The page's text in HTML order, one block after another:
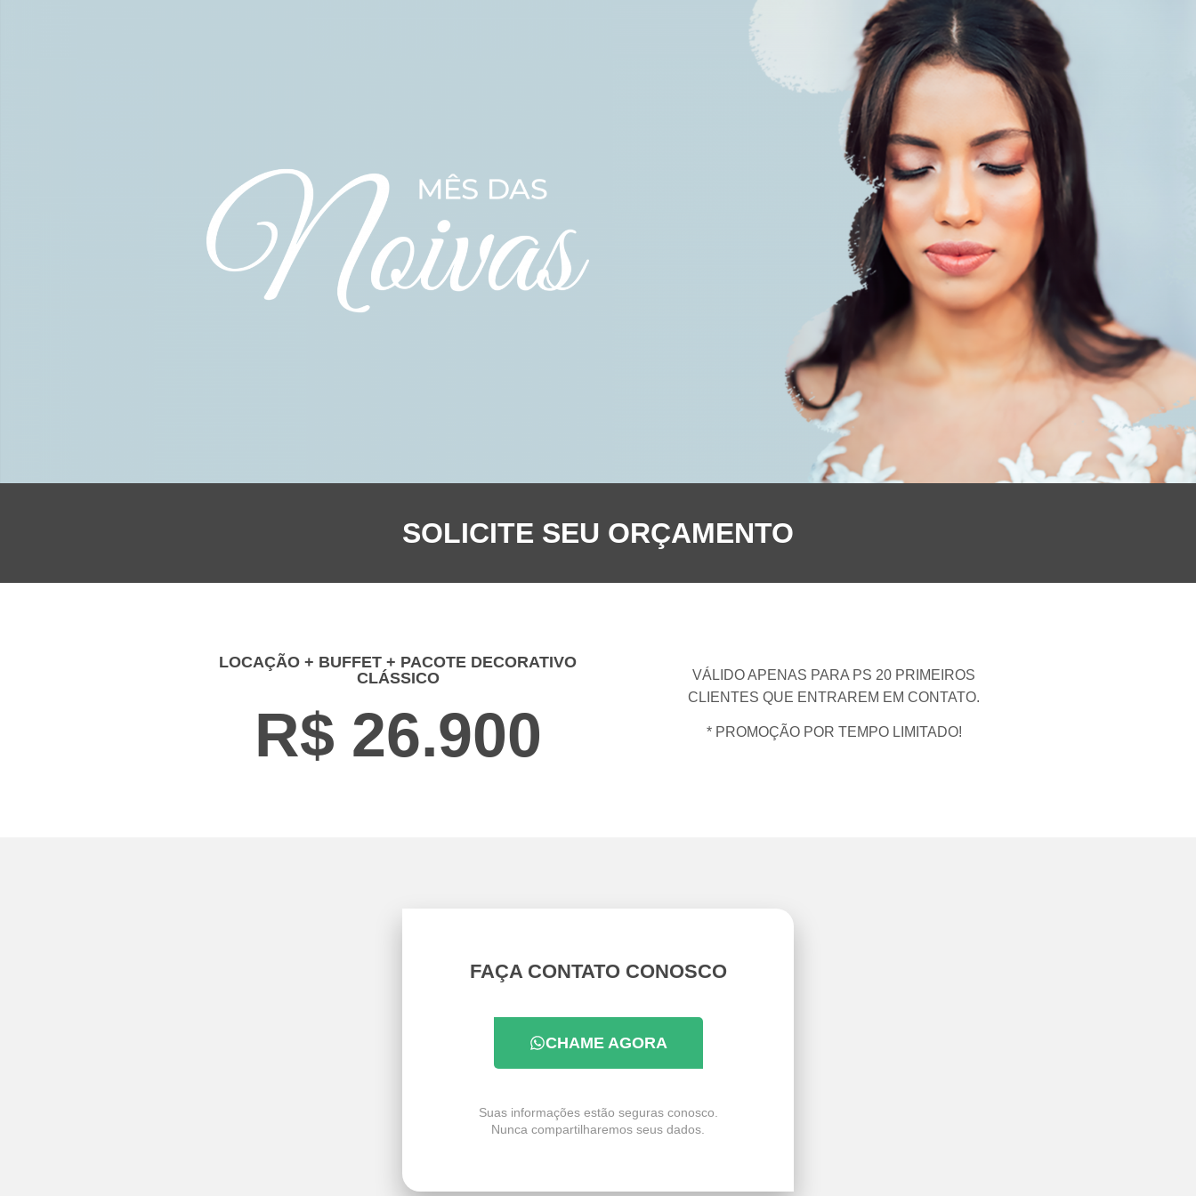
SOLICITE SEU ORÇAMENTO
LOCAÇÃO + BUFFET + PACOTE DECORATIVO
CLÁSSICO
R$ 26.900
VÁLIDO APENAS PARA PS 20 PRIMEIROS
CLIENTES QUE ENTRAREM EM CONTATO.
* PROMOÇÃO POR TEMPO LIMITADO!
FAÇA CONTATO CONOSCO
CHAME AGORA
Suas informações estão seguras conosco.
Nunca compartilharemos seus dados.